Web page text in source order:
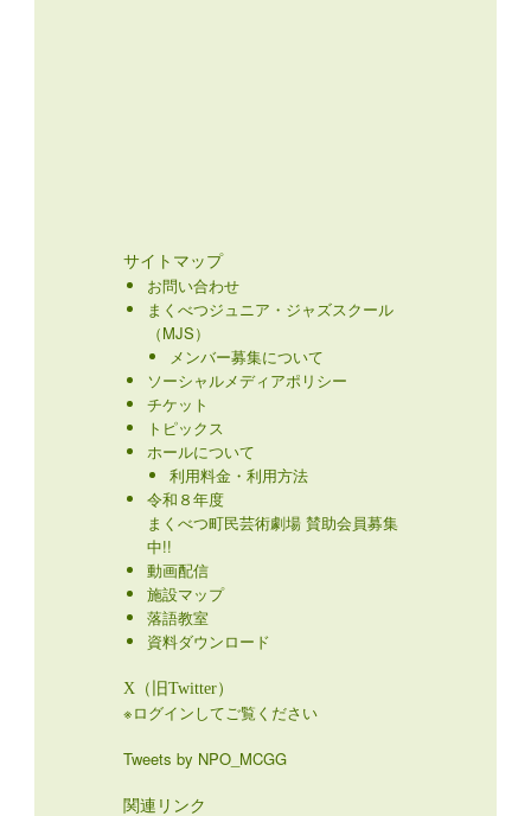
サイトマップ
お問い合わせ
まくべつジュニア・ジャズスクール
（MJS）
メンバー募集について
ソーシャルメディアポリシー
チケット
トピックス
ホールについて
利用料金・利用方法
令和８年度
まくべつ町民芸術劇場 賛助会員募集
中!!
動画配信
施設マップ
落語教室
資料ダウンロード
X（旧Twitter）
※ログインしてご覧ください
Tweets by NPO_MCGG
関連リンク